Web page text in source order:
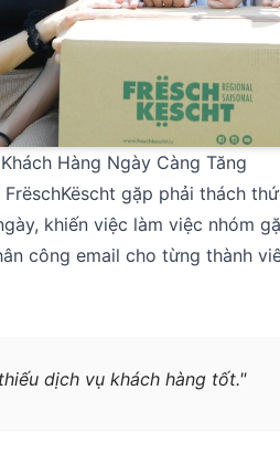
Hàng Ngày Càng Tăng
gặp phải thách
khiến việc làm việc nhóm
công email cho từng thành
dịch vụ khách hàng tốt."